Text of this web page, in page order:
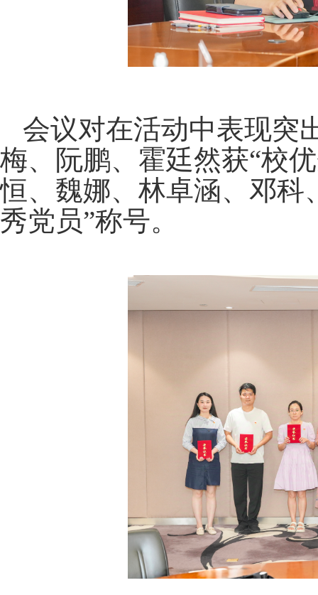
会议对在活动中表现突
梅、阮鹏、霍廷然获“校
恒、魏娜、林卓涵、邓科
秀党员”称号。